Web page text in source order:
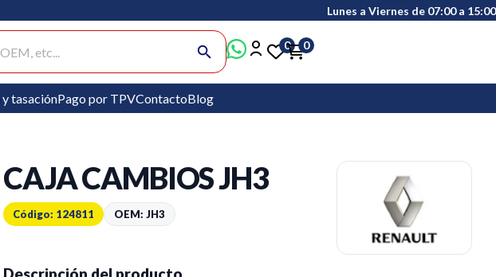
Lunes a Viernes de 07:00 a 15:00
search 0 0
y tasaciónPago por TPVContactoBlog
CAJA CAMBIOS JH3
Código: 124811 OEM: JH3